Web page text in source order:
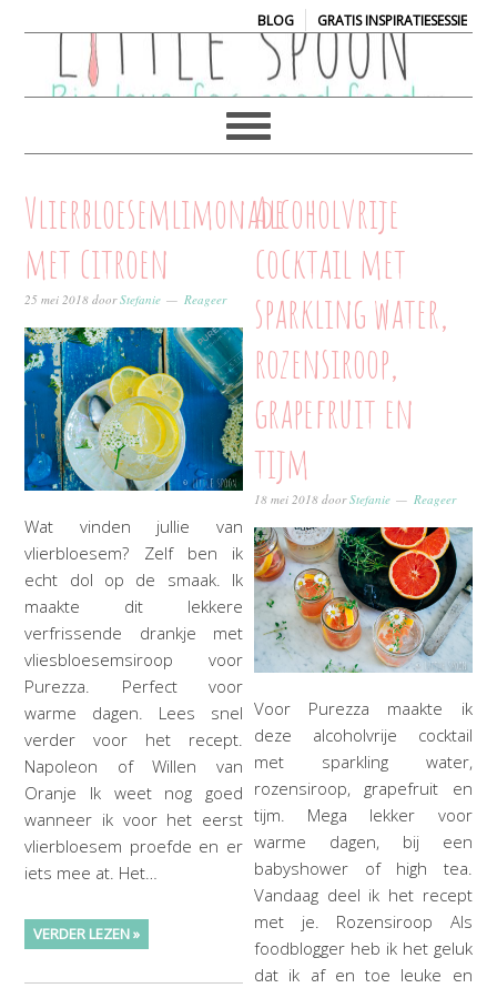
BLOG| GRATIS INSPIRATIESESSIE
Vlierbloesemlimonade
met citroen
25 mei 2018 doorStefanie Reageer
Wat vinden jullie van
vlierbloesem? Zelf ben ik
echt dol op de smaak. Ik
maakte dit lekkere
verfrissende drankje met
vliesbloesemsiroop voor
Purezza. Perfect voor
warme dagen. Lees snel
verder voor het recept.
Napoleon of Willen van
Oranje Ik weet nog goed
wanneer ik voor het eerst
vlierbloesem proefde en er
iets mee at. Het…
VERDER LEZEN »
Alcoholvrije
cocktail met
sparkling water,
rozensiroop,
grapefruit en
tijm
18 mei 2018 doorStefanie Reageer
Voor Purezza maakte ik
deze alcoholvrije cocktail
met sparkling water,
rozensiroop, grapefruit en
tijm. Mega lekker voor
warme dagen, bij een
babyshower of high tea.
Vandaag deel ik het recept
met je. Rozensiroop Als
foodblogger heb ik het geluk
dat ik af en toe leuke en